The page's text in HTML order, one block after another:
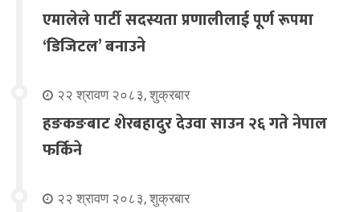
एमालेले पार्टी सदस्यता प्रणालीलाई पूर्ण रूपमा
‘डिजिटल’ बनाउने
२२ श्रावण २०८३, शुक्रबार
हङकङबाट शेरबहादुर देउवा साउन २६ गते नेपाल
फर्किने
२२ श्रावण २०८३, शुक्रबार